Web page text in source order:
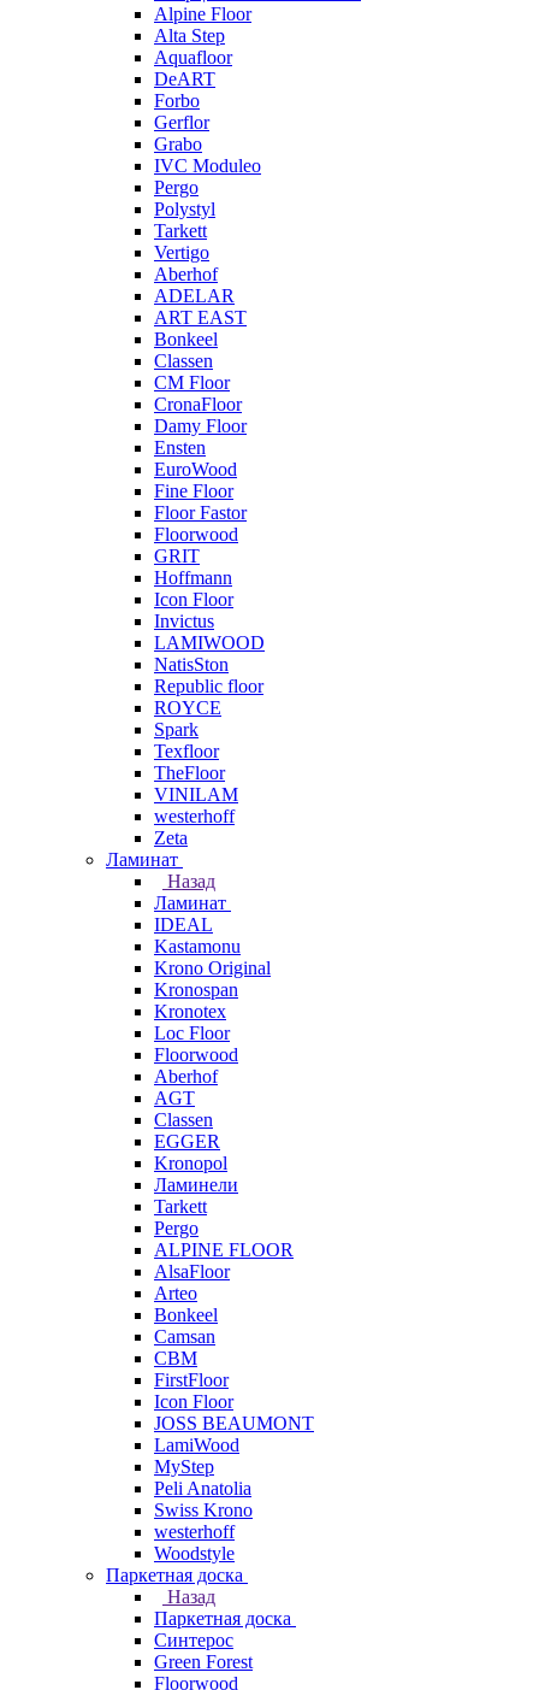
Alpine Floor
Alta Step
Aquafloor
DeART
Forbo
Gerflor
Grabo
IVC Moduleo
Pergo
Polystyl
Tarkett
Vertigo
Aberhof
ADELAR
ART EAST
Bonkeel
Classen
CM Floor
CronaFloor
Damy Floor
Ensten
EuroWood
Fine Floor
Floor Fastor
Floorwood
GRIT
Hoffmann
Icon Floor
Invictus
LAMIWOOD
NatisSton
Republic floor
ROYCE
Spark
Texfloor
TheFloor
VINILAM
westerhoff
Zeta
Ламинат
Назад
Ламинат
IDEAL
Kastamonu
Krono Original
Kronospan
Kronotex
Loc Floor
Floorwood
Aberhof
AGT
Classen
EGGER
Kronopol
Ламинели
Tarkett
Pergo
ALPINE FLOOR
AlsaFloor
Arteo
Bonkeel
Camsan
CBM
FirstFloor
Icon Floor
JOSS BEAUMONT
LamiWood
MyStep
Peli Anatolia
Swiss Krono
westerhoff
Woodstyle
Паркетная доска
Назад
Паркетная доска
Синтерос
Green Forest
Floorwood